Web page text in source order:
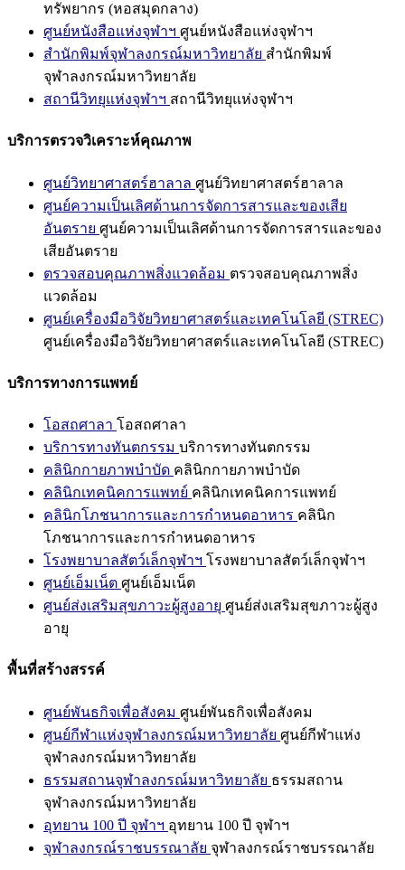
ทรัพยากร (หอสมุดกลาง)
ศูนย์หนังสือแห่งจุฬาฯ ศูนย์หนังสือแห่งจุฬาฯ
สำนักพิมพ์จุฬาลงกรณ์มหาวิทยาลัย สำนักพิมพ์
จุฬาลงกรณ์มหาวิทยาลัย
สถานีวิทยุแห่งจุฬาฯ สถานีวิทยุแห่งจุฬาฯ
บริการตรวจวิเคราะห์คุณภาพ
ศูนย์วิทยาศาสตร์ฮาลาล ศูนย์วิทยาศาสตร์ฮาลาล
ศูนย์ความเป็นเลิศด้านการจัดการสารและของเสีย
อันตราย ศูนย์ความเป็นเลิศด้านการจัดการสารและของ
เสียอันตราย
ตรวจสอบคุณภาพสิ่งแวดล้อม ตรวจสอบคุณภาพสิ่ง
แวดล้อม
ศูนย์เครื่องมือวิจัยวิทยาศาสตร์และเทคโนโลยี (STREC)
ศูนย์เครื่องมือวิจัยวิทยาศาสตร์และเทคโนโลยี (STREC)
บริการทางการแพทย์
โอสถศาลา โอสถศาลา
บริการทางทันตกรรม บริการทางทันตกรรม
คลินิกกายภาพบำบัด คลินิกกายภาพบำบัด
คลินิกเทคนิคการแพทย์ คลินิกเทคนิคการแพทย์
คลินิกโภชนาการและการกำหนดอาหาร คลินิก
โภชนาการและการกำหนดอาหาร
โรงพยาบาลสัตว์เล็กจุฬาฯ โรงพยาบาลสัตว์เล็กจุฬาฯ
ศูนย์เอ็มเน็ต ศูนย์เอ็มเน็ต
ศูนย์ส่งเสริมสุขภาวะผู้สูงอายุ ศูนย์ส่งเสริมสุขภาวะผู้สูง
อายุ
พื้นที่สร้างสรรค์
ศูนย์พันธกิจเพื่อสังคม ศูนย์พันธกิจเพื่อสังคม
ศูนย์กีฬาแห่งจุฬาลงกรณ์มหาวิทยาลัย ศูนย์กีฬาแห่ง
จุฬาลงกรณ์มหาวิทยาลัย
ธรรมสถานจุฬาลงกรณ์มหาวิทยาลัย ธรรมสถาน
จุฬาลงกรณ์มหาวิทยาลัย
อุทยาน 100 ปี จุฬาฯ อุทยาน 100 ปี จุฬาฯ
จุฬาลงกรณ์ราชบรรณาลัย จุฬาลงกรณ์ราชบรรณาลัย